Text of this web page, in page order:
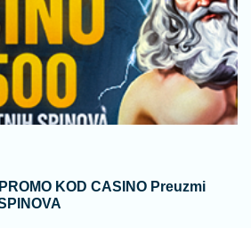
KOD CASINO Preuzmi